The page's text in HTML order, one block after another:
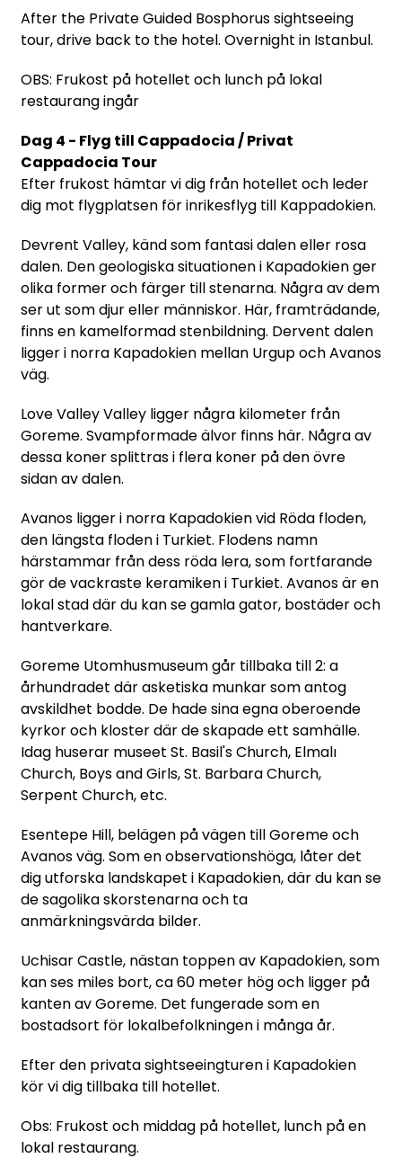
After the Private Guided Bosphorus sightseeing
tour, drive back to the hotel. Overnight in Istanbul.
OBS: Frukost på hotellet och lunch på lokal
restaurang ingår
Dag 4 - Flyg till Cappadocia / Privat
Cappadocia Tour
Efter frukost hämtar vi dig från hotellet och leder
dig mot flygplatsen för inrikesflyg till Kappadokien.
Devrent Valley, känd som fantasi dalen eller rosa
dalen. Den geologiska situationen i Kapadokien ger
olika former och färger till stenarna. Några av dem
ser ut som djur eller människor. Här, framträdande,
finns en kamelformad stenbildning. Dervent dalen
ligger i norra Kapadokien mellan Urgup och Avanos
väg.
Love Valley Valley ligger några kilometer från
Goreme. Svampformade älvor finns här. Några av
dessa koner splittras i flera koner på den övre
sidan av dalen.
Avanos ligger i norra Kapadokien vid Röda floden,
den längsta floden i Turkiet. Flodens namn
härstammar från dess röda lera, som fortfarande
gör de vackraste keramiken i Turkiet. Avanos är en
lokal stad där du kan se gamla gator, bostäder och
hantverkare.
Goreme Utomhusmuseum går tillbaka till 2: a
århundradet där asketiska munkar som antog
avskildhet bodde. De hade sina egna oberoende
kyrkor och kloster där de skapade ett samhälle.
Idag huserar museet St. Basil's Church, Elmalı
Church, Boys and Girls, St. Barbara Church,
Serpent Church, etc.
Esentepe Hill, belägen på vägen till Goreme och
Avanos väg. Som en observationshöga, låter det
dig utforska landskapet i Kapadokien, där du kan se
de sagolika skorstenarna och ta
anmärkningsvärda bilder.
Uchisar Castle, nästan toppen av Kapadokien, som
kan ses miles bort, ca 60 meter hög och ligger på
kanten av Goreme. Det fungerade som en
bostadsort för lokalbefolkningen i många år.
Efter den privata sightseeingturen i Kapadokien
kör vi dig tillbaka till hotellet.
Obs: Frukost och middag på hotellet, lunch på en
lokal restaurang.